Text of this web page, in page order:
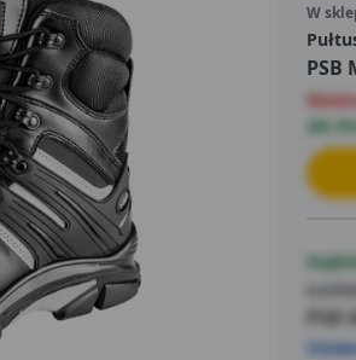
W
PSB
ale